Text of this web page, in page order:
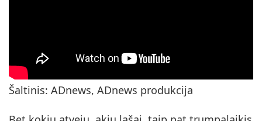
Šaltinis: ADnews, ADnews produkcija